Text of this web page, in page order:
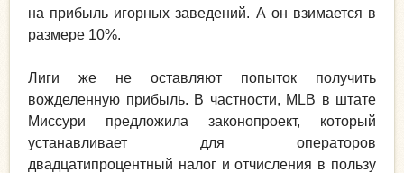
на прибыль игорных заведений. А он взимается в
размере 10%.
Лиги же не оставляют попыток получить
вожделенную прибыль. В частности, MLB в штате
Миссури предложила законопроект, который
устанавливает для операторов
двадцатипроцентный налог и отчисления в пользу